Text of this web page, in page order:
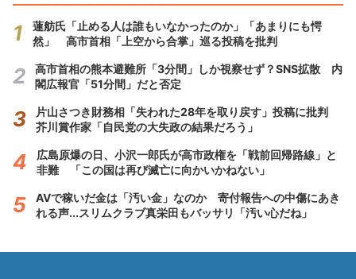
蓮舫氏「止める人は誰もいなかったのか」「あまりにも愕
然」 高市首相「上空から合掌」巡る投稿を批判
高市首相の熊本避難所「3分間」しか視察せず？SNS拡散 内
閣広報官「51分間」だと否定
片山さつき財務相「失われた28年を取り戻す」投稿に批判
芥川賞作家「自民党の大失政の結果だろう」
広島原爆の日、小沢一郎氏が高市政権を「戦前回帰路線」と
非難 「この国は再び滅亡に向かいかねない」
AVで稼いだ金は「汚い金」なのか 寄付報告への中傷にあき
れる声...スリムクラブ真栄田もバッサリ「汚い心だね」